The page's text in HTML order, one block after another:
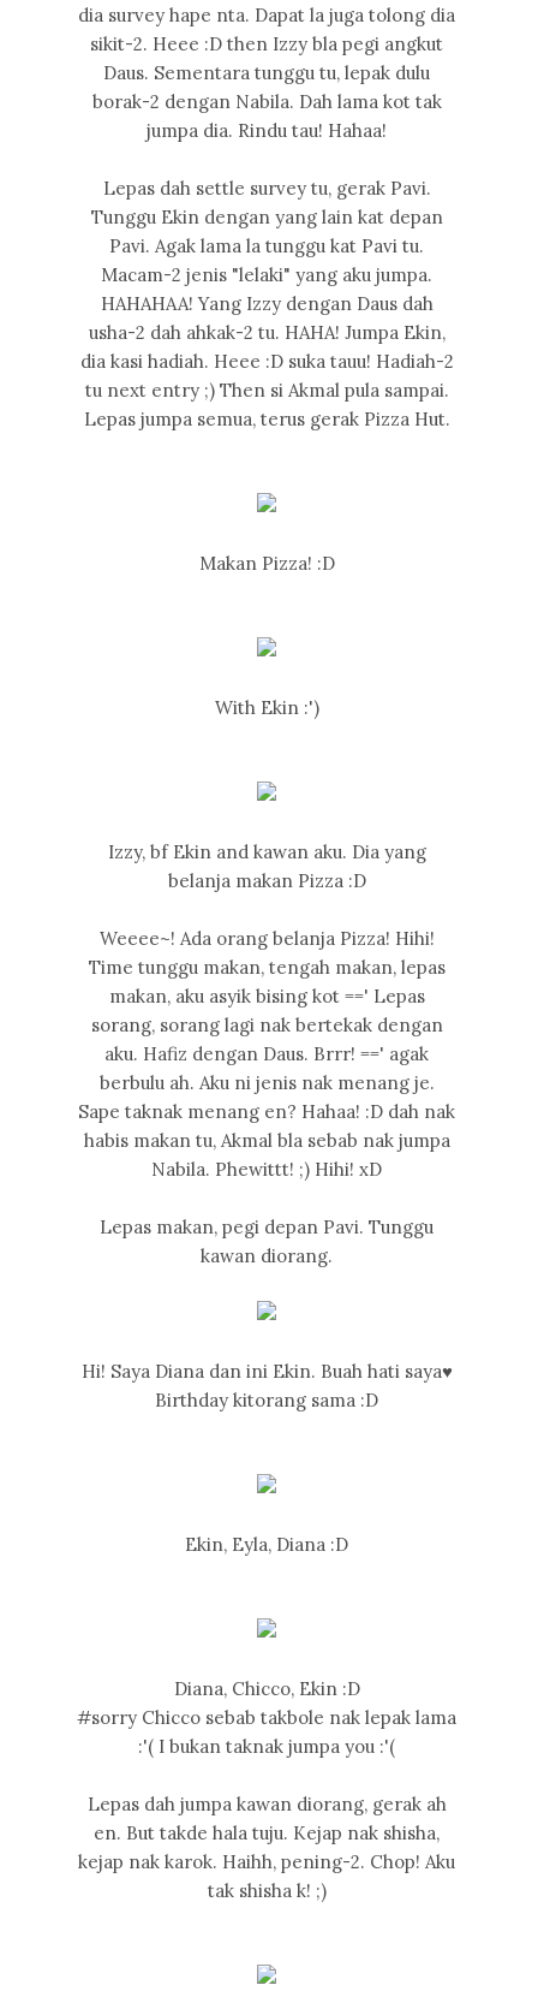
dia survey hape nta. Dapat la juga tolong dia
sikit-2. Heee :D then Izzy bla pegi angkut
Daus. Sementara tunggu tu, lepak dulu
borak-2 dengan Nabila. Dah lama kot tak
jumpa dia. Rindu tau! Hahaa!
Lepas dah settle survey tu, gerak Pavi.
Tunggu Ekin dengan yang lain kat depan
Pavi. Agak lama la tunggu kat Pavi tu.
Macam-2 jenis "lelaki" yang aku jumpa.
HAHAHAA! Yang Izzy dengan Daus dah
usha-2 dah ahkak-2 tu. HAHA! Jumpa Ekin,
dia kasi hadiah. Heee :D suka tauu! Hadiah-2
tu next entry ;) Then si Akmal pula sampai.
Lepas jumpa semua, terus gerak Pizza Hut.
Makan Pizza! :D
With Ekin :')
Izzy, bf Ekin and kawan aku. Dia yang
belanja makan Pizza :D
Weeee~! Ada orang belanja Pizza! Hihi!
Time tunggu makan, tengah makan, lepas
makan, aku asyik bising kot ==' Lepas
sorang, sorang lagi nak bertekak dengan
aku. Hafiz dengan Daus. Brrr! ==' agak
berbulu ah. Aku ni jenis nak menang je.
Sape taknak menang en? Hahaa! :D dah nak
habis makan tu, Akmal bla sebab nak jumpa
Nabila. Phewittt! ;) Hihi! xD
Lepas makan, pegi depan Pavi. Tunggu
kawan diorang.
Hi! Saya Diana dan ini Ekin. Buah hati saya♥
Birthday kitorang sama :D
Ekin, Eyla, Diana :D
Diana, Chicco, Ekin :D
#sorry Chicco sebab takbole nak lepak lama
:'( I bukan taknak jumpa you :'(
Lepas dah jumpa kawan diorang, gerak ah
en. But takde hala tuju. Kejap nak shisha,
kejap nak karok. Haihh, pening-2. Chop! Aku
tak shisha k! ;)